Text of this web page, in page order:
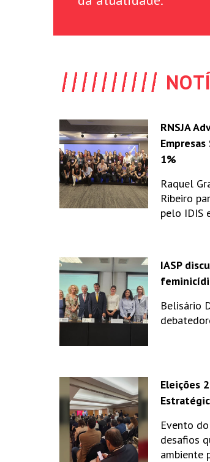
RNSJA
1%
Raquel
Ribeiro
pelo IDIS
IASP
Belisário
Eleições
Evento
desafios
ambiente